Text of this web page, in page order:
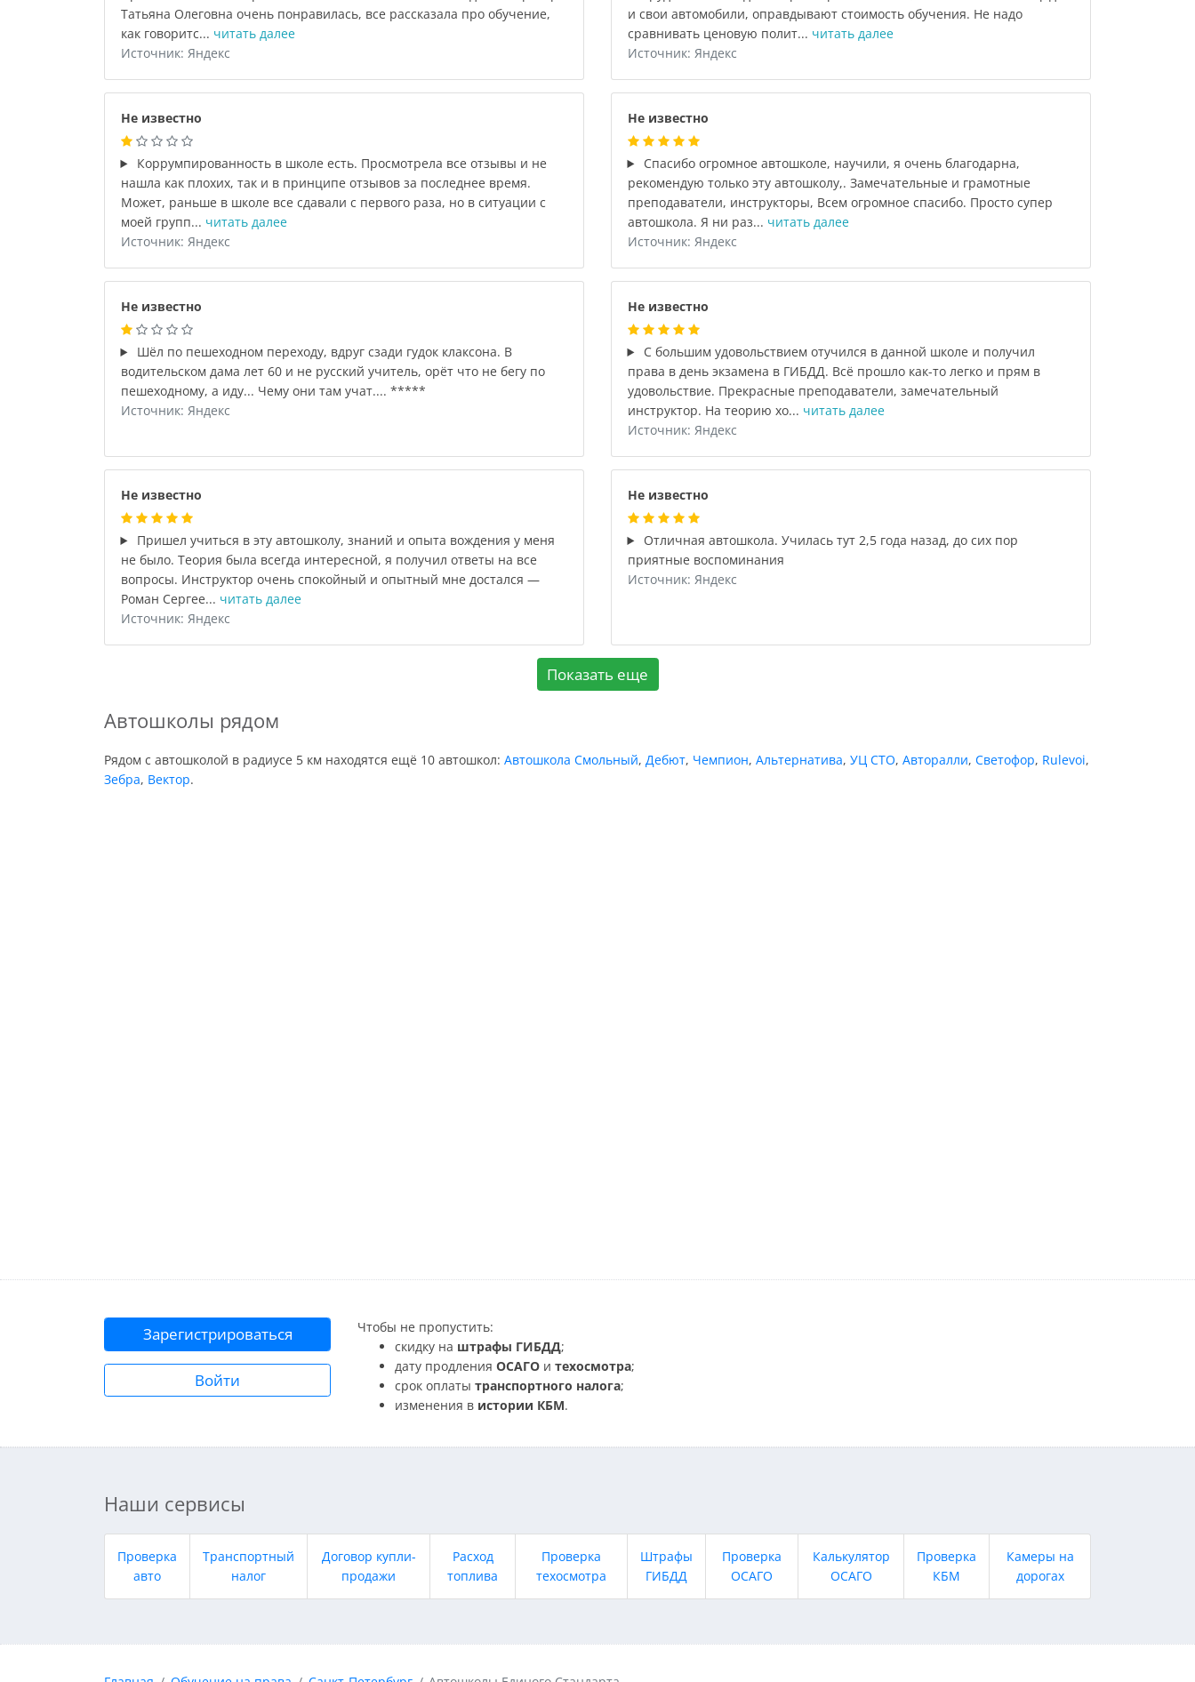
Татьяна Олеговна очень понравилась, все рассказала про обучение,
как говоритс... читать далее
Источник: Яндекс
и свои автомобили, оправдывают стоимость обучения. Не надо
сравнивать ценовую полит... читать далее
Источник: Яндекс
Не известно
Коррумпированность в школе есть. Просмотрела все отзывы и не
нашла как плохих, так и в принципе отзывов за последнее время.
Может, раньше в школе все сдавали с первого раза, но в ситуации с
моей групп... читать далее
Источник: Яндекс
Не известно
Спасибо огромное автошколе, научили, я очень благодарна,
рекомендую только эту автошколу,. Замечательные и грамотные
преподаватели, инструкторы, Всем огромное спасибо. Просто супер
автошкола. Я ни раз... читать далее
Источник: Яндекс
Не известно
Шёл по пешеходном переходу, вдруг сзади гудок клаксона. В
водительском дама лет 60 и не русский учитель, орёт что не бегу по
пешеходному, а иду... Чему они там учат.... *****
Источник: Яндекс
Не известно
С большим удовольствием отучился в данной школе и получил
права в день экзамена в ГИБДД. Всё прошло как-то легко и прям в
удовольствие. Прекрасные преподаватели, замечательный
инструктор. На теорию хо... читать далее
Источник: Яндекс
Не известно
Пришел учиться в эту автошколу, знаний и опыта вождения у меня
не было. Теория была всегда интересной, я получил ответы на все
вопросы. Инструктор очень спокойный и опытный мне достался —
Роман Сергее... читать далее
Источник: Яндекс
Не известно
Отличная автошкола. Училась тут 2,5 года назад, до сих пор
приятные воспоминания
Источник: Яндекс
Показать еще
Автошколы рядом
Рядом с автошколой в радиусе 5 км находятся ещё 10 автошкол: Автошкола Смольный, Дебют, Чемпион, Альтернатива, УЦ СТО, Авторалли, Светофор, Rulevoi,
Зебра, Вектор.
Зарегистрироваться
Войти
Чтобы не пропустить:
скидку на штрафы ГИБДД;
дату продления ОСАГО и техосмотра;
срок оплаты транспортного налога;
изменения в истории КБМ.
Наши сервисы
Проверка
авто
Транспортный
налог
Договор купли-
продажи
Расход
топлива
Проверка
техосмотра
Штрафы
ГИБДД
Проверка
ОСАГО
Калькулятор
ОСАГО
Проверка
КБМ
Камеры на
дорогах